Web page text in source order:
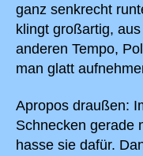
ganz senkrecht
klingt großartig,
anderen Tempo,
man glatt
Apropos draußen:
Schnecken gerade
hasse sie dafür.